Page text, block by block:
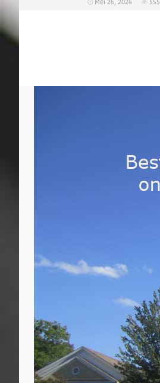
Mei 26, 2024 555